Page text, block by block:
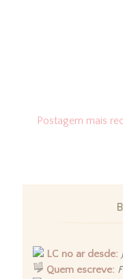
Postagem mais
LC no ar desde:
Quem escreve: